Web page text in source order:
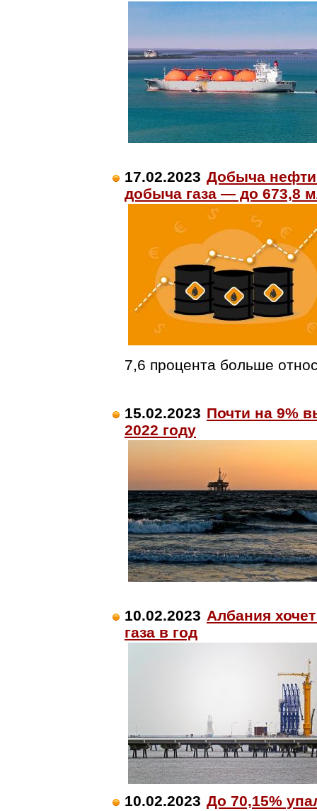
17.02.2023 Добыча
добыча газа — до 673,8
7,6 процента больше
15.02.2023 Почти на 9%
2022 году
10.02.2023 Албания
газа в год
10.02.2023 До 70,15%